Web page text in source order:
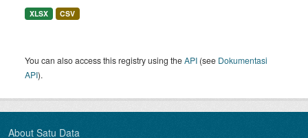
XLSX CSV
You can also access this registry using theAPI (see Dokumentasi
API).
About Satu Data